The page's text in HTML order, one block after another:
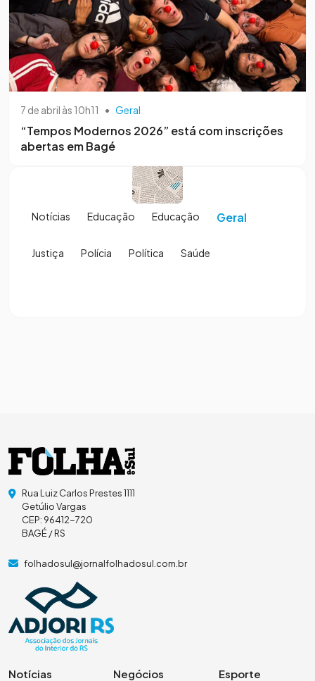
7 de abril às 10h11 • Geral
“Tempos Modernos 2026” está com inscrições
abertas em Bagé
Notícias Educação Educação Geral
Justiça Polícia Política Saúde
Rua Luiz Carlos Prestes 1111
Getúlio Vargas
CEP: 96412-720
BAGÉ / RS
folhadosul@jornalfolhadosul.com.br
Notícias Negócios Esporte